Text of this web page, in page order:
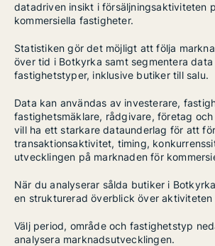
datadriven insikt i försäljningsaktiviteten
kommersiella fastigheter.
Statistiken gör det möjligt att följa
över tid i Botkyrka samt segmentera data
fastighetstyper, inklusive butiker till salu.
Data kan användas av investerare,
fastighetsmäklare, rådgivare, företag
vill ha ett starkare dataunderlag för att
transaktionsaktivitet, timing,
utvecklingen på marknaden för
När du analyserar sålda butiker i
en strukturerad överblick över aktiviteten
Välj period, område och fastighetstyp
analysera marknadsutvecklingen.